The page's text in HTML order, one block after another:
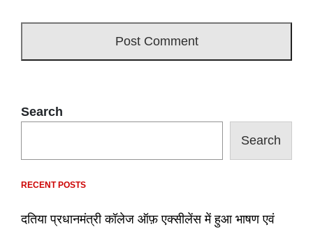
Search
Search
RECENT POSTS
दतिया प्रधानमंत्री कॉलेज ऑफ़ एक्सीलेंस में हुआ भाषण एवं